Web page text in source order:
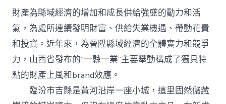
財
產
進
級
打
造
查
養
網
財產為縣域經濟的增加和成長供給強盛的動力和活
氣，為處所連續發明財富、供給失業機遇、帶動花費
和投資。近年來，為晉陞縣域經濟的全體實力和競爭
力，山西省發布的“一縣一業”主要舉動構成了獨具特
點的財產上風和brand效應。
臨汾市吉縣是黃河沿岸一座小城，這里固然儲藏